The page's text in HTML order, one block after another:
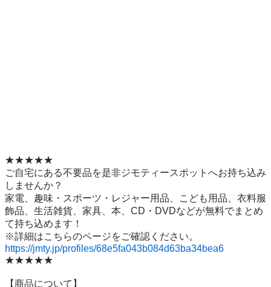
★★★★★
ご自宅にある不要品を是非ジモティースポットへお持ち込み
しませんか？
家電、趣味・スポーツ・レジャー用品、こども用品、衣料服
飾品、生活雑貨、家具、本、CD・DVDなどが無料でまとめ
て持ち込めます！
https://jmty.jp/profiles/68e5fa043b084d63ba34bea6
★★★★★
【商品について】